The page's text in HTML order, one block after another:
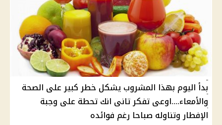
بدأ اليوم بهذا المشروب يشكل خطر كبير على الصحة
والأمعاء....اوعى تفكر تانى انك تحطة على وجبة
الإفطار وتناوله صباحا رغم فوائده